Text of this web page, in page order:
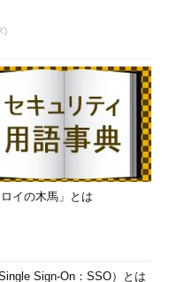
)
ロイの木馬」とは
Sign-On：SSO）とは